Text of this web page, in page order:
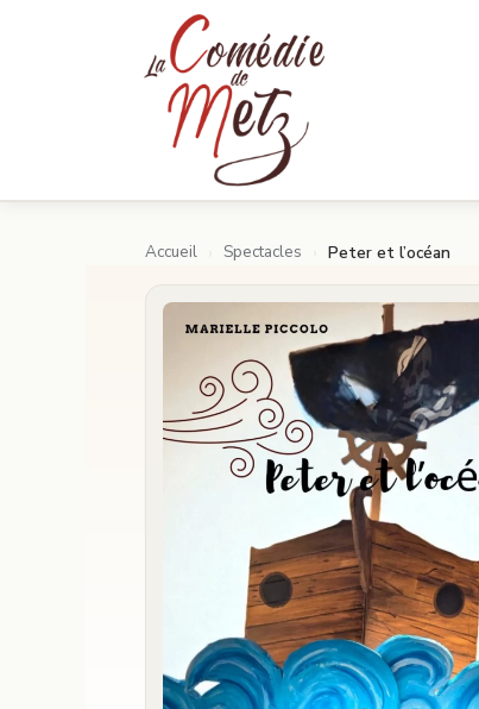
Passer au contenu principal
Accueil Spectacles Peter et l’océan